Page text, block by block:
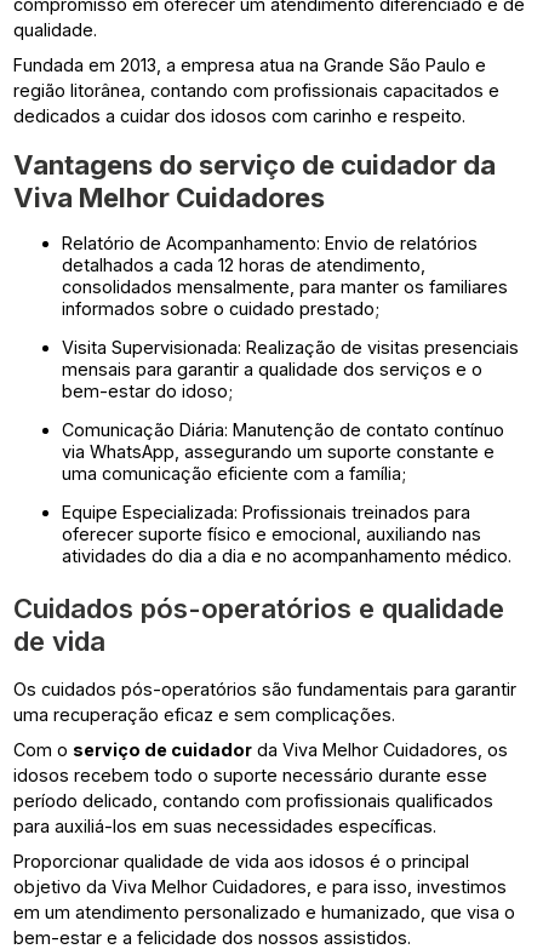
qualidade.
Fundada em 2013, a empresa atua na Grande São Paulo e
região litorânea, contando com profissionais capacitados e
dedicados a cuidar dos idosos com carinho e respeito.
Vantagens doserviço de cuidador da
Viva Melhor Cuidadores
Relatório de Acompanhamento: Envio de relatórios
detalhados a cada 12 horas de atendimento,
consolidados mensalmente, para manter os familiares
informados sobre o cuidado prestado;
Visita Supervisionada: Realização de visitas presenciais
mensais para garantir a qualidade dos serviços e o
bem-estar do idoso;
Comunicação Diária: Manutenção de contato contínuo
via WhatsApp, assegurando um suporte constante e
uma comunicação eficiente com a família;
Equipe Especializada: Profissionais treinados para
oferecer suporte físico e emocional, auxiliando nas
atividades do dia a dia e no acompanhamento médico.
Cuidados pós-operatórios e qualidade
de vida
Os cuidados pós-operatórios são fundamentais para garantir
uma recuperação eficaz e sem complicações.
Com o serviço de cuidador da Viva Melhor Cuidadores, os
idosos recebem todo o suporte necessário durante esse
período delicado, contando com profissionais qualificados
para auxiliá-los em suas necessidades específicas.
Proporcionar qualidade de vida aos idosos é o principal
objetivo da Viva Melhor Cuidadores, e para isso, investimos
em um atendimento personalizado e humanizado, que visa o
bem-estar e a felicidade dos nossos assistidos.